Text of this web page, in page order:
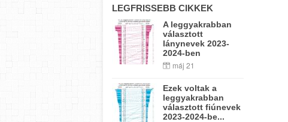
LEGFRISSEBB CIKKEK
A leggyakrabban
választott
lánynevek 2023-
2024-ben
máj 21
Ezek voltak a
leggyakrabban
választott fiúnevek
2023-2024-be...